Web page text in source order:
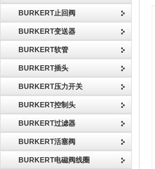
BURKERT止回阀
BURKERT变送器
BURKERT软管
BURKERT插头
BURKERT压力开关
BURKERT控制头
BURKERT过滤器
BURKERT活塞阀
BURKERT电磁阀线圈